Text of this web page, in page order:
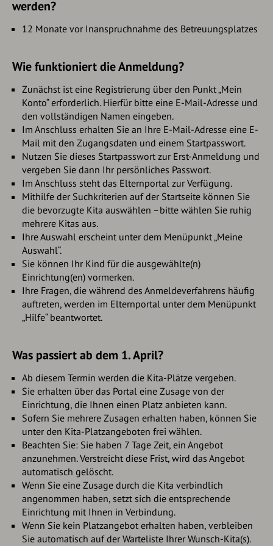
werden?
12 Monate vor Inanspruchnahme des Betreuungsplatzes
Wie funktioniert die Anmeldung?
Zunächst ist eine Registrierung über den Punkt „Mein
Konto“ erforderlich. Hierfür bitte eine E-Mail-Adresse und
den vollständigen Namen eingeben.
Im Anschluss erhalten Sie an Ihre E-Mail-Adresse eine E-
Mail mit den Zugangsdaten und einem Startpasswort.
Nutzen Sie dieses Startpasswort zur Erst-Anmeldung und
vergeben Sie dann Ihr persönliches Passwort.
Im Anschluss steht das Elternportal zur Verfügung.
Mithilfe der Suchkriterien auf der Startseite können Sie
die bevorzugte Kita auswählen –bitte wählen Sie ruhig
mehrere Kitas aus.
Ihre Auswahl erscheint unter dem Menüpunkt „Meine
Auswahl“.
Sie können Ihr Kind für die ausgewählte(n)
Einrichtung(en) vormerken.
Ihre Fragen, die während des Anmeldeverfahrens häufig
auftreten, werden im Elternportal unter dem Menüpunkt
„Hilfe“ beantwortet.
Was passiert ab dem 1. April?
Ab diesem Termin werden die Kita-Plätze vergeben.
Sie erhalten über das Portal eine Zusage von der
Einrichtung, die Ihnen einen Platz anbieten kann.
Sofern Sie mehrere Zusagen erhalten haben, können Sie
unter den Kita-Platzangeboten frei wählen.
Beachten Sie: Sie haben 7 Tage Zeit, ein Angebot
anzunehmen. Verstreicht diese Frist, wird das Angebot
automatisch gelöscht.
Wenn Sie eine Zusage durch die Kita verbindlich
angenommen haben, setzt sich die entsprechende
Einrichtung mit Ihnen in Verbindung.
Wenn Sie kein Platzangebot erhalten haben, verbleiben
Sie automatisch auf der Warteliste Ihrer Wunsch-Kita(s).